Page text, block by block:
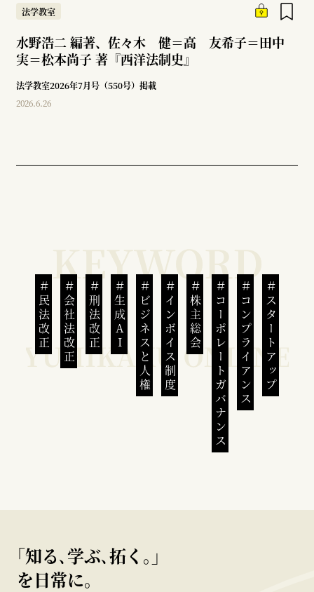
法学教室
水野浩二 編著、佐々木 健＝高 友希子＝田中
実＝松本尚子 著『西洋法制史』
法学教室2026年7月号（550号）掲載
2026.6.26
民法改正 会社法改正 刑法改正 生成AI ビジネスと人権インボイス制度 株主総会 コーポレートガバナンスコンプライアンススタートアップ
｢知る､学ぶ､拓く｡｣
を日常に。